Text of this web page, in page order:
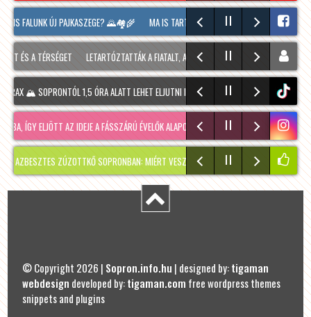
KIS FALUNK ÚJ PAJKASZEGE? 🌄🏘️🌾 MA IS TART MÉG A SOPRONI BORÜNNEP, 20
ÉS A TÉRSÉGET LETARTÓZTATTÁK A FIATALT, AKI KIS HÍJÁN MEGÖLT EGY 28 ÉVES
🏔️ SOPRONTÓL 1,5 ÓRA ALATT LEHET ELJUTNI IDE. A TÚRA A PREINER GSCHEIDtiktok
ÍGY ELJÖTT AZ IDEJE A FÁSSZÁRÚ ÉVELŐK ALAPOS VISSZAVÁ… RÉGMÚLT KIRAKATA,
ZÚZOTTKŐ SOPRONBAN: MIÉRT VESZÉLYES, HOGYAN KERÜLHETETT IDE, ÉS
© Copyright 2026 | Sopron.info.hu | designed by:tigaman
webdesign developed by:tigaman.com free wordpress themes
snippets and plugins